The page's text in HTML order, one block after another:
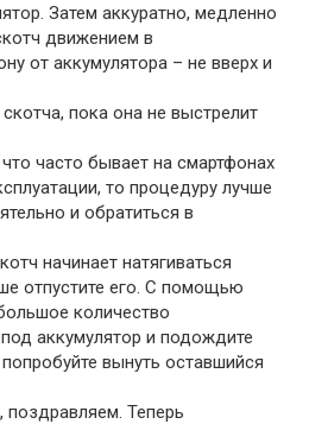
Затем аккуратно, медленно
движением в
от аккумулятора – не вверх и
пока она не выстрелит
часто бывает на смартфонах
то процедуру лучше
и обратиться в
начинает натягиваться
отпустите его. С помощью
количество
аккумулятор и подождите
вынуть оставшийся
поздравляем. Теперь